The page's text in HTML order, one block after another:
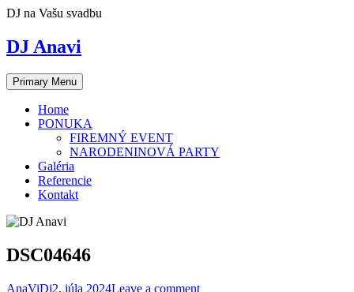
Skip
content
DJ na Vašu svadbu
DJ Anavi
Primary Menu
Home
PONUKA
FIREMNÝ EVENT
NARODENINOVÁ PARTY
Galéria
Referencie
Kontakt
DSC04646
AnaViDj2. júla 2024Leave a comment